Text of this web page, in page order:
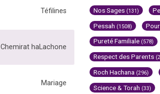
Téfilines
Chemirat haLachone
Mariage
Nos Sages (131)
Pessah (1508)
Pureté Familiale (578)
Respect des Parents
Roch Hachana (296)
Science & Torah (33)